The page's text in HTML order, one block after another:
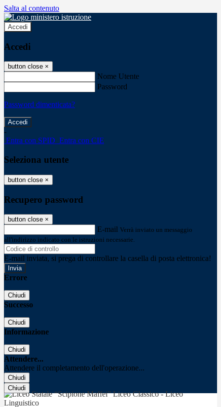
Salta al contenuto
Accedi
Accedi
button close ×
Nome Utente
Password
Password dimenticata?
-
Entra con SPID Entra con CIE
Seleziona utente
button close ×
Recupero password
button close ×
E-mail Verrà inviato un messaggio
all'indirizzo indicato con le istruzioni necessarie.
E-mail inviata, si prega di controllare la casella di posta elettronica!
Errore
Chiudi
Successo
Chiudi
Informazione
Chiudi
Attendere...
Attendere il completamento dell'operazione...
Chiudi
Chiudi